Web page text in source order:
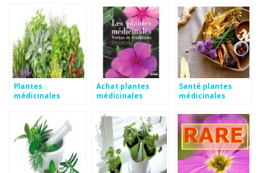
médicinales
Plantes
médicinales
Achat plantes
médicinales
Santé plantes
médicinales